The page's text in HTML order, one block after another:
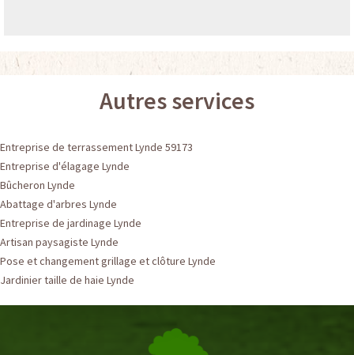
Autres services
Entreprise de terrassement Lynde 59173
Entreprise d'élagage Lynde
Bûcheron Lynde
Abattage d'arbres Lynde
Entreprise de jardinage Lynde
Artisan paysagiste Lynde
Pose et changement grillage et clôture Lynde
Jardinier taille de haie Lynde